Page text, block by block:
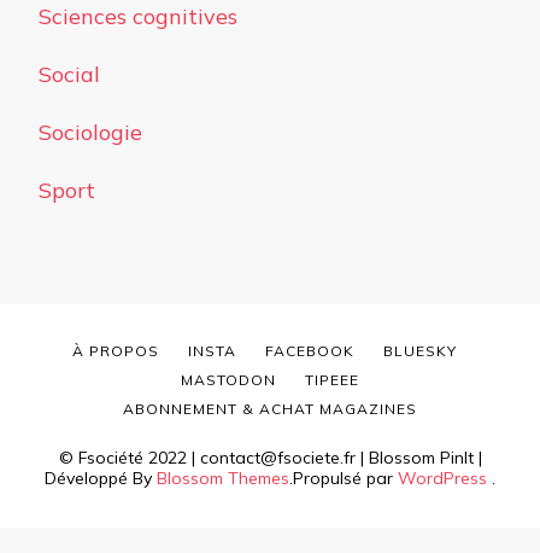
Sciences cognitives
Social
Sociologie
Sport
© Fsociété 2022 | contact@fsociete.fr | Blossom PinIt |
Développé By Blossom Themes.Propulsé par WordPress .
À PROPOS INSTA FACEBOOK
BLUESKY
MASTODON
TIPEEE
ABONNEMENT & ACHAT MAGAZINES